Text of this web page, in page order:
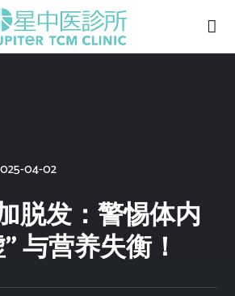
04-02
脱发：警惕体内
与营养失衡！